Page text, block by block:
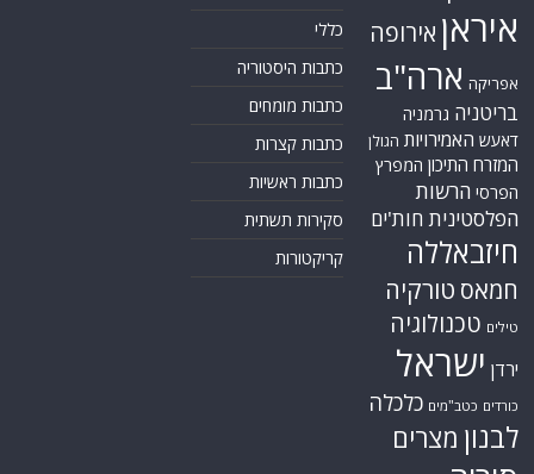
איראן אירופה
אפריקה ארה"ב
בריטניה גרמניה
דאעש האמירויות הגולן
המזרח התיכון המפרץ
הפרסי הרשות
הפלסטינית חות'ים
חיזבאללה
חמאס טורקיה
טילים טכנולוגיה
ירדן ישראל
כורדים כטב"מים כלכלה
לבנון מצרים
כללי
כתבות היסטוריה
כתבות מומחים
כתבות קצרות
כתבות ראשיות
סקירות תשתית
קריקטורות